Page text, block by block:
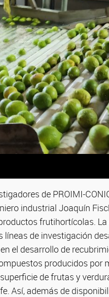
de PROIMI-
industrial Joaquín
frutihortícolas.
líneas de investigación
el desarrollo de
producidos por
de frutas y
Así, además de